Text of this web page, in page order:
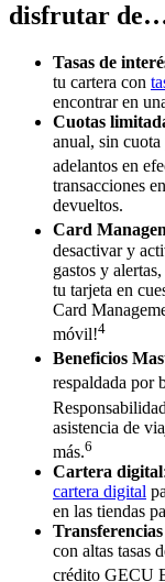
disfrutar
Tasas de
tu cartera con
encontrar en
Cuotas
anual, sin
adelantos en
transacciones
devueltos.
Card
desactivar y
gastos y
tu tarjeta en
Card
móvil!4
Beneficios
respaldada por
asistencia de
más.6
Cartera digital
cartera digital
en las tiendas
con altas tasas
crédito GECU